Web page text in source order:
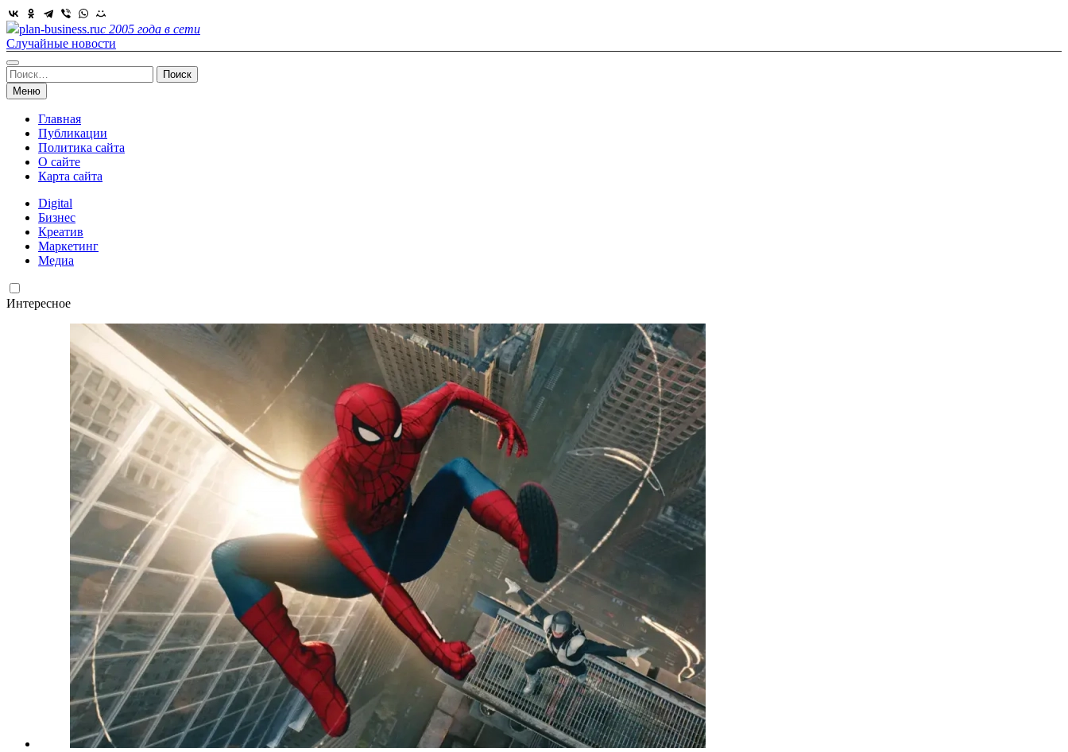
Skip
to
content
plan-business.ruс 2005 года в сети
Случайные новости
Найти:
Меню
Главная
Публикации
Политика сайта
О сайте
Карта сайта
Digital
Бизнес
Креатив
Маркетинг
Медиа
Интересное